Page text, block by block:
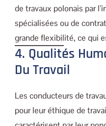
de travaux polonais par
spécialisées ou de
grande flexibilité, ce qui
4. Qualités
Du Travail
Les conducteurs de
pour leur éthique de